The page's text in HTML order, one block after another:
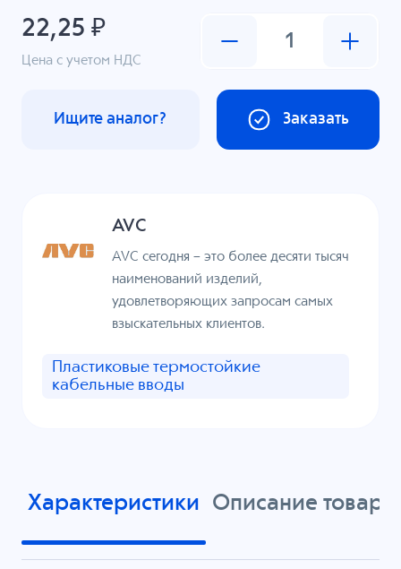
22,25 ₽
Цена с учетом НДС
Заказать
Ищите аналог?
AVC
AVC сегодня – это более десяти тысяч
наименований изделий,
удовлетворяющих запросам самых
взыскательных клиентов.
Пластиковые термостойкие
кабельные вводы
Характеристики Описание товара